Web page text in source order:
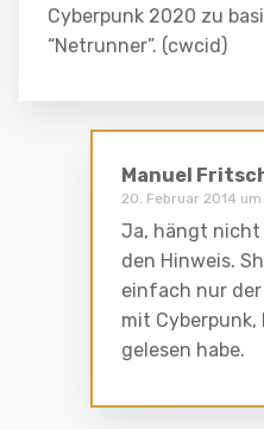
Cyberpunk 2020 zu
“Netrunner”. (cwcid)
Manuel
20. Februar 2014 um
Ja, hängt nicht
den Hinweis.
einfach nur
mit Cyberpunk,
gelesen habe.